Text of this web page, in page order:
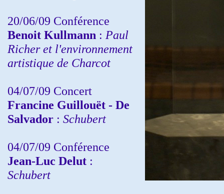
20/06/09 Conférence
Benoit Kullmann : Paul
Richer et l'environnement
artistique de Charcot
04/07/09 Concert
Francine Guillouët - De
Salvador : Schubert
04/07/09 Conférence
Jean-Luc Delut :
Schubert